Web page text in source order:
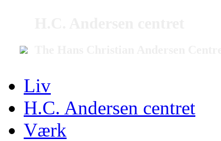
Liv
H.C. Andersen centret
Værk